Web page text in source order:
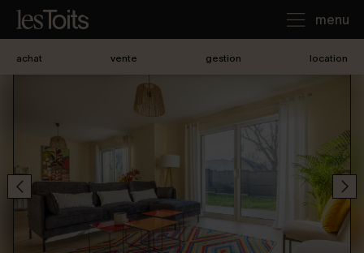
menu
Je loue
Je vends
achat vente gestion location